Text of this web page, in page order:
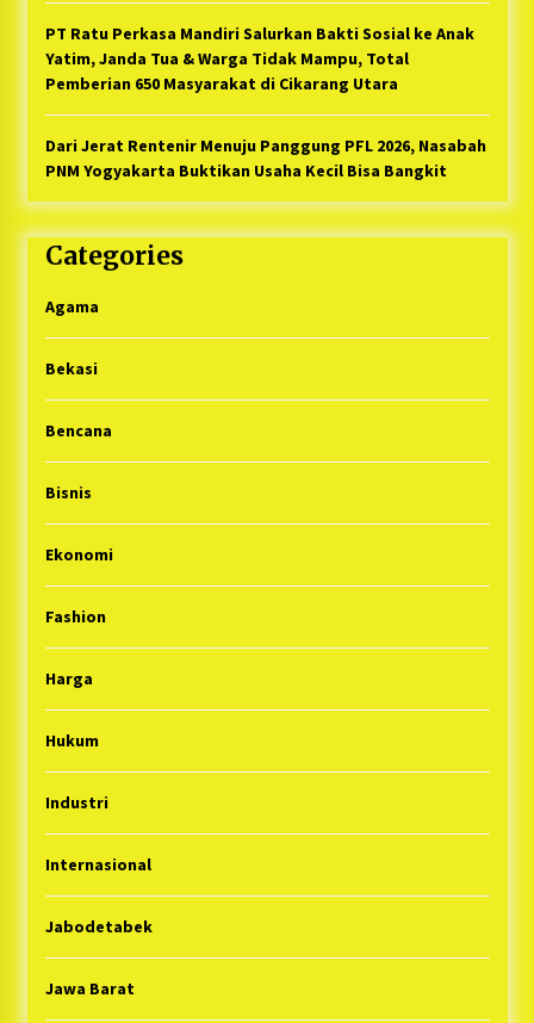
PT Ratu Perkasa Mandiri Salurkan Bakti Sosial ke Anak
Yatim, Janda Tua & Warga Tidak Mampu, Total
Pemberian 650 Masyarakat di Cikarang Utara
Dari Jerat Rentenir Menuju Panggung PFL 2026, Nasabah
PNM Yogyakarta Buktikan Usaha Kecil Bisa Bangkit
Categories
Agama
Bekasi
Bencana
Bisnis
Ekonomi
Fashion
Harga
Hukum
Industri
Internasional
Jabodetabek
Jawa Barat